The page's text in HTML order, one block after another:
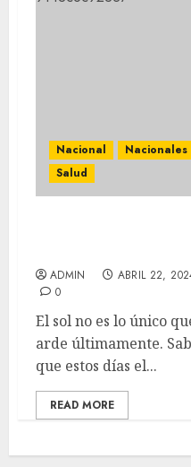
Nacional
Nacionales
Salud
ADMIN
ABRIL 22,
0
El sol no es lo único
arde últimamente.
que estos días el...
READ MORE